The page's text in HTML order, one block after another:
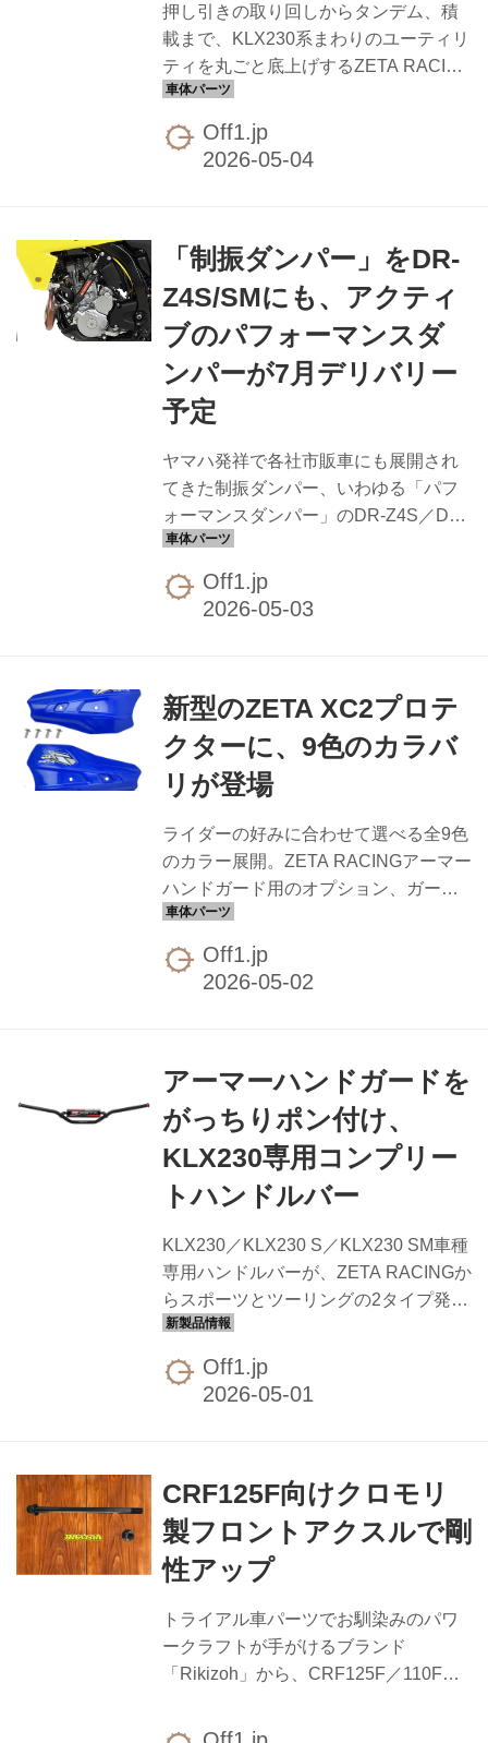
ド派の街乗りからスーパーモタード走
行会、ロングランのツーリングまで、
用途を問わず効いてくるアップデート
です。 ...
押し引きの取り回しからタンデム、積
載まで、KLX230系まわりのユーティリ
ティを丸ごと底上げするZETA RACING
の鍛造グラブバーが登場。車両のデザ
インを損なわない造形にまとめつつ、
必要十分な機能を盛り込んだ仕上が
は後席ライダーへ安心感を与えるホー
ルド性を確保しています。荷物積載派
にもタンデム派にも人気が出そうな一
品。ちなみにOff1的には、オフロード
のややこしいところでリアを振るのに
重宝しそうな形状ですね（涎）。 適合
はKLX230／KLX230 S／KLX230
Off1.jp
「制振ダンパー」をDR-
Z4S/SMにも、アクティ
ブのパフォーマンスダ
ンパーが7月デリバリー
予定
ヤマハ発祥で各社市販車にも展開され
てきた制振ダンパー、いわゆる「パフ
ォーマンスダンパー」のDR-Z4S／DR-
Z4SM用が、アクティブからリリース。
車種専用設計でボルトオン装着できる
仕様で、7月デリバリー、現在予約受付
り、車両制御が容易になるとされてい
ます。長距離ツーリングでの疲労軽減
効果は、すでに各社の市販車向けで実
績が積み重なっているのは周知の通り
DR-Z4SMでも、走りの質が変わってく
る場面は多いはず。 スズキ純正のアル
ミスキッドプレート（純...
Off1.jp
新型のZETA XC2プロテ
クターに、9色のカラバ
リが登場
ライダーの好みに合わせて選べる全9色
のカラー展開。ZETA RACINGアーマー
ハンドガード用のオプション、ガード
重視タイプのラージサイズプロテクタ
ー「XC2」がフルカラーでお目見えし
ます。ブルー、レッド、ブラック、イ
した。 XC2プロテクターはアーマーハ
ンドガードシリーズの中でラージサイ
ズに位置するガード重視タイプ。ガー
ド面積を広げ、泥や飛び石、木の枝な
どからライダーの手を守る。冬季には
防風効果も体感でき、エンデューロレ
ーサーからデュアルスポーツ、ビッグ
オフローダーまで幅広くフィットし...
Off1.jp
アーマーハンドガードを
がっちりポン付け、
KLX230専用コンプリー
トハンドルバー
KLX230／KLX230 S／KLX230 SM車種
専用ハンドルバーが、ZETA RACINGか
らスポーツとツーリングの2タイプ発
売。スイッチボックス用の穴あけ加工
が施されているため、純正交換感覚で
装着できるのがポイントです。 スポー
び分けられる構成。 ZETAらしい配慮
として、アーマーハンドガードを取り
付けやすいバーエンド設計を採用。ク
ローズドエンド／オープンエンドのど
KLX230 S／KLX230 SMの2025〜2026
年モデル。カラーはブ...
Off1.jp
CRF125F向けクロモリ
製フロントアクスルで剛
性アップ
トライアル車パーツでお馴染みのパワ
ークラフトが手がけるブランド
「Rikizoh」から、CRF125F／110Fと
対応するクロモリ製のフロントアクス